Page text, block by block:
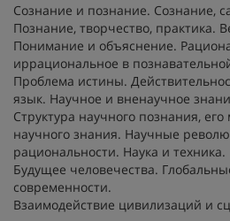
Сознание и познание. Сознание,
Познание, творчество, практика.
Понимание и объяснение.
иррациональное в
Проблема истины.
язык. Научное и вненаучное
Структура научного познания,
научного знания. Научные
рациональности. Наука и техника.
Будущее человечества.
современности.
Взаимодействие цивилизаций и